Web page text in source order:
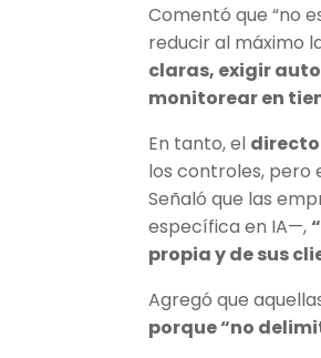
Comentó que “no
reducir al máximo
claras, exigir
monitorear en
En tanto, el
los controles, pero
Señaló que las
específica en IA—,
propia y de sus
Agregó que
porque “no